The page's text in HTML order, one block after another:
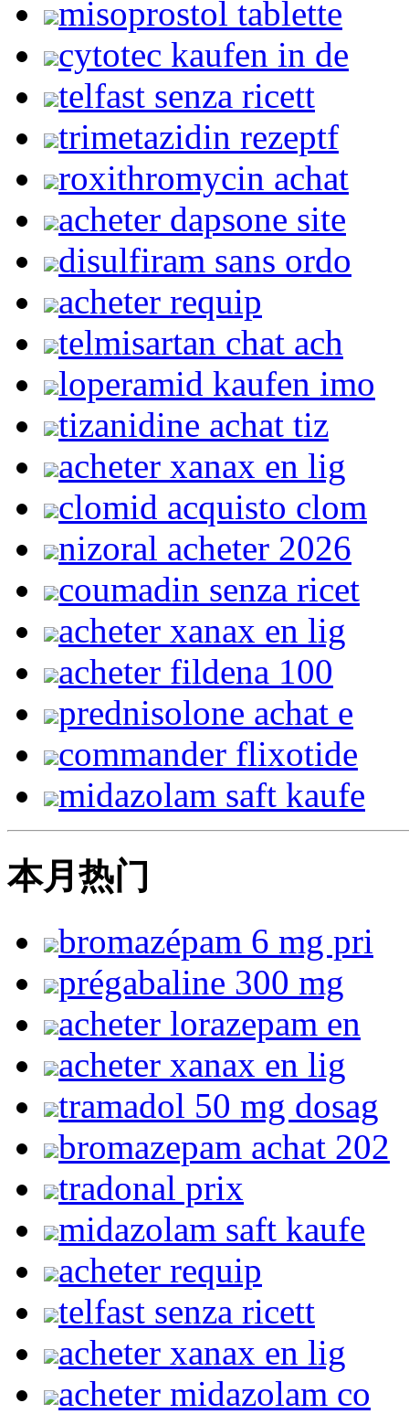
misoprostol tablette
cytotec kaufen in de
telfast senza ricett
trimetazidin rezeptf
roxithromycin achat
acheter dapsone site
disulfiram sans ordo
acheter requip
telmisartan chat ach
loperamid kaufen imo
tizanidine achat tiz
acheter xanax en lig
clomid acquisto clom
nizoral acheter 2026
coumadin senza ricet
acheter xanax en lig
acheter fildena 100
prednisolone achat e
commander flixotide
midazolam saft kaufe
本月热门
bromazépam 6 mg pri
prégabaline 300 mg
acheter lorazepam en
acheter xanax en lig
tramadol 50 mg dosag
bromazepam achat 202
tradonal prix
midazolam saft kaufe
acheter requip
telfast senza ricett
acheter xanax en lig
acheter midazolam co